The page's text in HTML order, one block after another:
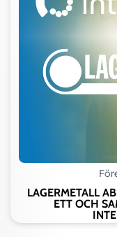
LAGERMETALL
ETT OCH